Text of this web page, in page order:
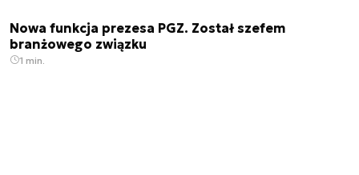
Nowa funkcja prezesa PGZ. Został szefem
branżowego związku
1 min.